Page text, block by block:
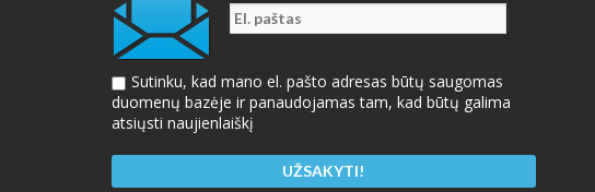
Sutinku, kad mano el. pašto adresas būtų saugomas
duomenų bazėje ir panaudojamas tam, kad būtų galima
atsiųsti naujienlaiškį